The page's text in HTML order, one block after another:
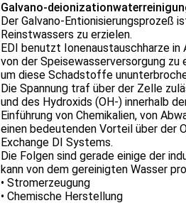
Galvano-
Der Galvano-Entionisierungsprozeß
Reinstwassers zu erzielen.
EDI benutzt Ionenaustauschharze
von der Speisewasserversorgung
um diese Schadstoffe
Die Spannung traf über der Zelle
und des Hydroxids (OH-) innerhalb
Einführung von Chemikalien, von
einen bedeutenden Vorteil über der
Exchange DI Systems.
Die Folgen sind gerade einige der
kann von dem gereinigten Wasser
• Stromerzeugung
• Chemische Herstellung